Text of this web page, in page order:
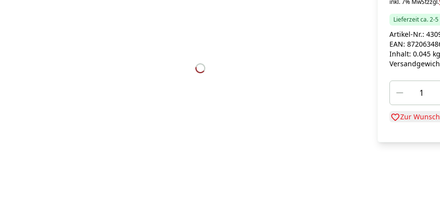
inkl. 7% MwStzzgl.
Lieferzeit ca. 2-5
Artikel-Nr.:
EAN:
Inhalt: 0.045 kg
Zur